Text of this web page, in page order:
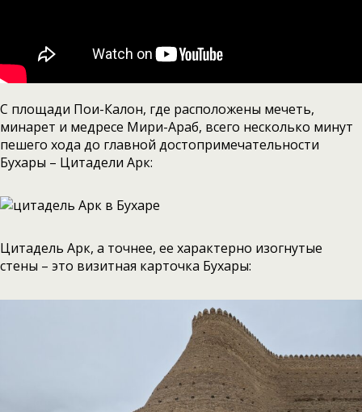
С площади Пои-Калон, где расположены мечеть,
минарет и медресе Мири-Араб, всего несколько минут
пешего хода до главной достопримечательности
Бухары – Цитадели Арк:
Цитадель Арк, а точнее, ее характерно изогнутые
стены – это визитная карточка Бухары: